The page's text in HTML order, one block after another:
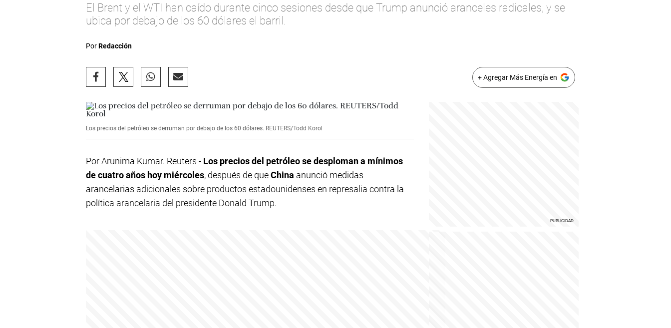
El Brent y el WTI han caído durante cinco sesiones desde que Trump anunció aranceles radicales, y se
ubica por debajo de los 60 dólares el barril.
PorRedacción
+ Agregar Más Energía en
Los precios del petróleo se derruman por debajo de los 60 dólares. REUTERS/Todd Korol
Por Arunima Kumar. Reuters - Los precios del petróleo se desplomana mínimos
de cuatro años hoy miércoles, después de queChina anunció medidas
arancelarias adicionales sobre productos estadounidenses en represalia contra la
política arancelaria del presidente Donald Trump.